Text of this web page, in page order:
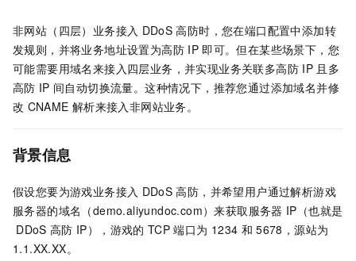
非网站（四层）业务接入 DDoS 高防时，您在端口配置中添加转
发规则，并将业务地址设置为高防 IP 即可。但在某些场景下，您
可能需要用域名来接入四层业务，并实现业务关联多高防 IP 且多
高防 IP 间自动切换流量。这种情况下，推荐您通过添加域名并修
改 CNAME 解析来接入非网站业务。
背景信息
假设您要为游戏业务接入 DDoS 高防，并希望用户通过解析游戏
服务器的域名（demo.aliyundoc.com）来获取服务器 IP（也就是
DDoS 高防 IP），游戏的 TCP 端口为 1234 和 5678，源站为
1.1.XX.XX。